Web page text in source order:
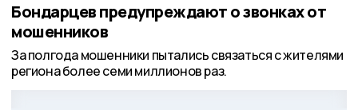
Бондарцев предупреждают о звонках от
мошенников
За полгода мошенники пытались связаться с жителями
региона более семи миллионов раз.